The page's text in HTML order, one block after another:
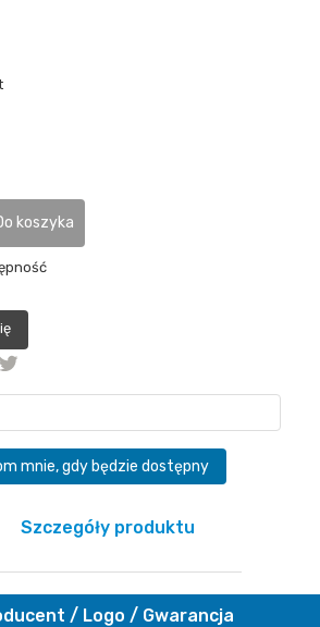
koszyka
mnie, gdy będzie dostępny
Szczegóły produktu
/ Logo / Gwarancja